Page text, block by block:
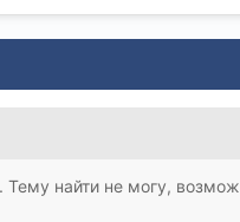
найти не могу,